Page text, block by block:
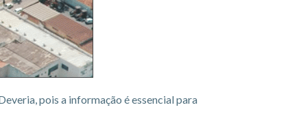
pois a informação é essencial para